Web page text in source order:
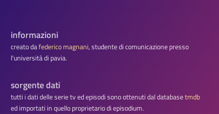
informazioni
creato dafederico magnani, studente di comunicazione presso
l'università di pavia.
sorgente dati
tutti i dati delle serie tv ed episodi sono ottenuti dal databasetmdb
ed importati in quello proprietario di episodium.